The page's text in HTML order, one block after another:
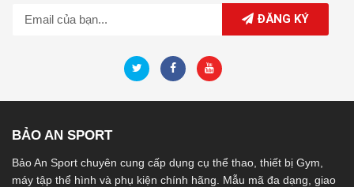
ĐĂNG KÝ
BẢO AN SPORT
Bảo An Sport chuyên cung cấp dụng cụ thể thao, thiết bị Gym,
máy tập thể hình và phụ kiện chính hãng. Mẫu mã đa dạng, giao